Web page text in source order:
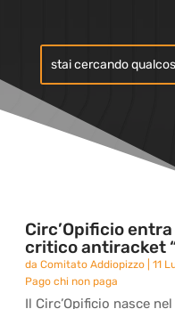
Circ’Opificio
critico antiracket
daComitato Addiopizzo |11
Pago chi non paga
Il Circ’Opificio nasce